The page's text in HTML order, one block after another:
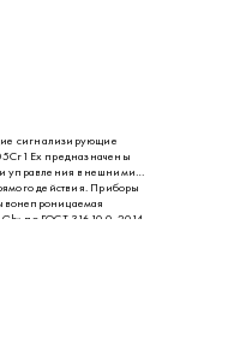
сигнализирующие
предназначены
и управления внешними
действия. Приборы
по ГОСТ 31610.0-2014